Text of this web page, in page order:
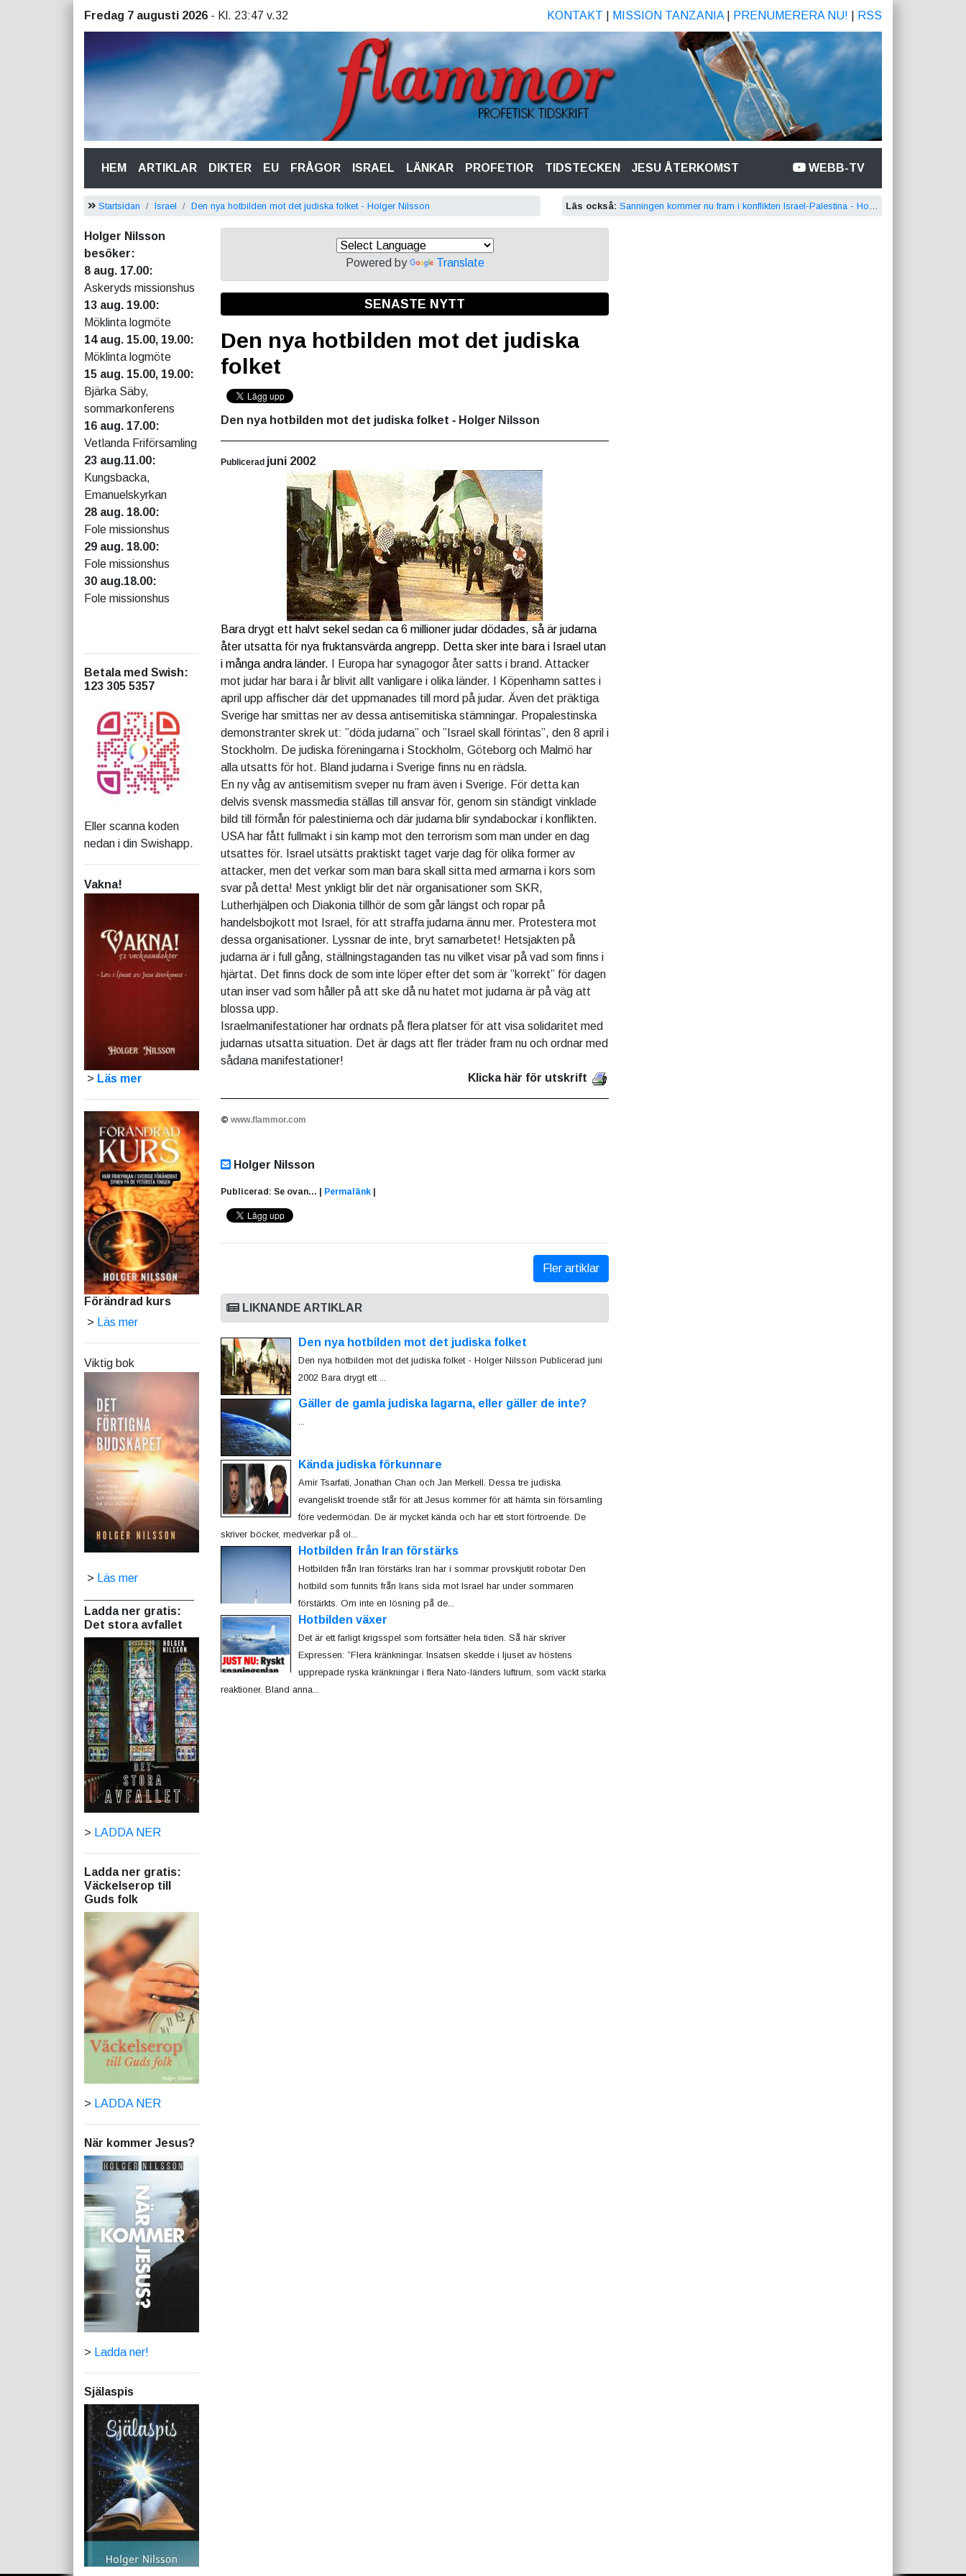
Fredag 7 augusti 2026 - Kl. 23:47 v.32 KONTAKT MISSION TANZANIA| PRENUMERERA NU! RSS
HEM(CURRENT)
ARTIKLAR DIKTER EU FRÅGOR ISRAEL LÄNKAR PROFETIOR TIDSTECKEN JESU ÅTERKOMST WEBB-TV
Startsidan Israel Den nya hotbilden mot det judiska folket - Holger Nilsson Läs också: Sanningen kommer nu fram i konflikten Israel-Palestina - Holger Nilsson
Holger Nilsson
besöker:
8 aug. 17.00:
Askeryds missionshus
13 aug. 19.00:
Möklinta logmöte
14 aug. 15.00, 19.00:
Möklinta logmöte
15 aug. 15.00, 19.00:
Bjärka Säby,
sommarkonferens
16 aug. 17.00:
Vetlanda Friförsamling
23 aug.11.00:
Kungsbacka,
Emanuelskyrkan
28 aug. 18.00:
Fole missionshus
29 aug. 18.00:
Fole missionshus
30 aug.18.00:
Fole missionshus
Betala med Swish:
123 305 5357
Eller scanna koden
nedan i din Swishapp.
Vakna!
> Läs mer
Förändrad kurs
> Läs mer
Viktig bok
> Läs mer
Ladda ner gratis:
Det stora avfallet
> LADDA NER
Ladda ner gratis:
Väckelserop till
Guds folk
> LADDA NER
När kommer Jesus?
> Ladda ner!
Själaspis
Powered by Translate
SENASTE NYTT
Den nya hotbilden mot det judiska
folket
Den nya hotbilden mot det judiska folket - Holger Nilsson
Publicerad juni 2002
Bara drygt ett halvt sekel sedan ca 6 millioner judar dödades, så är judarna
åter utsatta för nya fruktansvärda angrepp. Detta sker inte bara i Israel utan
i många andra länder. I Europa har synagogor åter satts i brand. Attacker
mot judar har bara i år blivit allt vanligare i olika länder. I Köpenhamn sattes i
april upp affischer där det uppmanades till mord på judar. Även det präktiga
Sverige har smittas ner av dessa antisemitiska stämningar. Propalestinska
demonstranter skrek ut: ”döda judarna” och ”Israel skall förintas”, den 8 april i
Stockholm. De judiska föreningarna i Stockholm, Göteborg och Malmö har
alla utsatts för hot. Bland judarna i Sverige finns nu en rädsla.
En ny våg av antisemitism sveper nu fram även i Sverige. För detta kan
delvis svensk massmedia ställas till ansvar för, genom sin ständigt vinklade
bild till förmån för palestinierna och där judarna blir syndabockar i konflikten.
USA har fått fullmakt i sin kamp mot den terrorism som man under en dag
utsattes för. Israel utsätts praktiskt taget varje dag för olika former av
attacker, men det verkar som man bara skall sitta med armarna i kors som
svar på detta! Mest ynkligt blir det när organisationer som SKR,
Lutherhjälpen och Diakonia tillhör de som går längst och ropar på
handelsbojkott mot Israel, för att straffa judarna ännu mer. Protestera mot
dessa organisationer. Lyssnar de inte, bryt samarbetet! Hetsjakten på
judarna är i full gång, ställningstaganden tas nu vilket visar på vad som finns i
hjärtat. Det finns dock de som inte löper efter det som är ”korrekt” för dagen
utan inser vad som håller på att ske då nu hatet mot judarna är på väg att
blossa upp.
Israelmanifestationer har ordnats på flera platser för att visa solidaritet med
judarnas utsatta situation. Det är dags att fler träder fram nu och ordnar med
sådana manifestationer!
Klicka här för utskrift
© www.flammor.com
Holger Nilsson
Publicerad: Se ovan... | Permalänk
Fler artiklar
LIKNANDE ARTIKLAR
Den nya hotbilden mot det judiska folket
Den nya hotbilden mot det judiska folket - Holger Nilsson Publicerad juni
2002 Bara drygt ett ...
Gäller de gamla judiska lagarna, eller gäller de inte?
Kända judiska förkunnare
Amir Tsarfati, Jonathan Chan och Jan Merkell. Dessa tre judiska
evangeliskt troende står för att Jesus kommer för att hämta sin församling
före vedermödan. De är mycket kända och har ett stort förtroende. De
skriver böcker, medverkar på ol...
Hotbilden från Iran förstärks
Hotbilden från Iran förstärks Iran har i sommar provskjutit robotar Den
hotbild som funnits från Irans sida mot Israel har under sommaren
förstärkts. Om inte en lösning på de...
Hotbilden växer
Det är ett farligt krigsspel som fortsätter hela tiden. Så här skriver
Expressen: ”Flera kränkningar. Insatsen skedde i ljuset av höstens
upprepade ryska kränkningar i flera Nato-länders luftrum, som väckt starka
reaktioner. Bland anna...